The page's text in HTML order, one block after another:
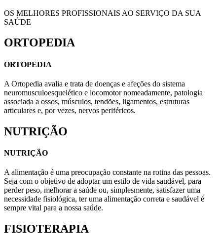
OS MELHORES PROFISSIONAIS AO SERVIÇO DA SUA
SAÚDE
ORTOPEDIA
ORTOPEDIA
A Ortopedia avalia e trata de doenças e afeções do sistema
neuromusculoesquelético e locomotor nomeadamente, patologia
associada a ossos, músculos, tendões, ligamentos, estruturas
articulares e, por vezes, nervos periféricos.
NUTRIÇÃO
NUTRIÇÃO
A alimentação é uma preocupação constante na rotina das pessoas.
Seja com o objetivo de adoptar um estilo de vida saudável, para
perder peso, melhorar a saúde ou, simplesmente, satisfazer uma
necessidade fisiológica, ter uma alimentação correta e saudável é
sempre vital para a nossa saúde.
FISIOTERAPIA